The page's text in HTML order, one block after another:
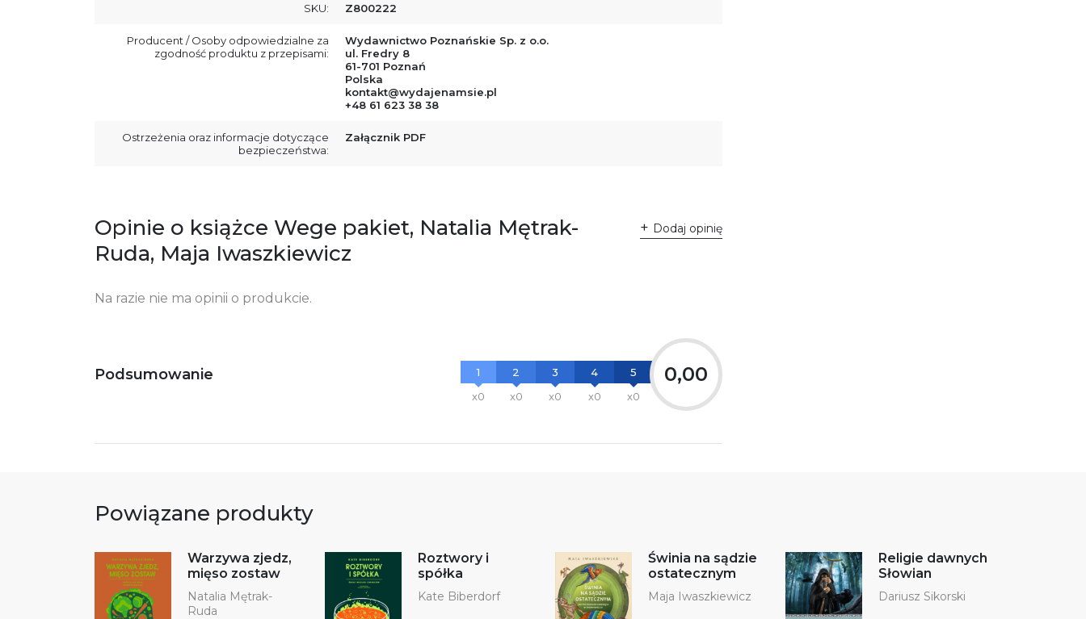
SKU: Z800222
Producent / Osoby odpowiedzialne za
zgodność produktu z przepisami:
Wydawnictwo Poznańskie Sp. z o.o.
ul. Fredry 8
61-701 Poznań
Polska
kontakt@wydajenamsie.pl
+48 61 623 38 38
Ostrzeżenia oraz informacje dotyczące
bezpieczeństwa:
Załącznik PDF
Opinie o książce Wege pakiet, Natalia Mętrak-
Ruda, Maja Iwaszkiewicz
Dodaj opinię
Na razie nie ma opinii o produkcie.
Podsumowanie
1
x0
2
x0
3
x0
4
x0
5
x0
0,00
Powiązane produkty
Warzywa zjedz,
mięso zostaw
Natalia Mętrak-
Ruda
Roztwory i
spółka
Kate Biberdorf
Świnia na sądzie
ostatecznym
Maja Iwaszkiewicz
Religie dawnych
Słowian
Dariusz Sikorski